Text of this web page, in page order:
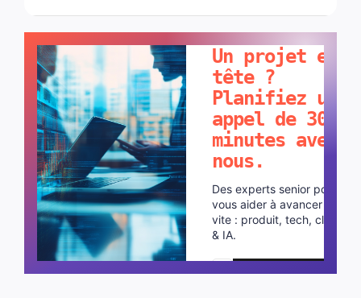
Un projet en
tête ?
Planifiez un
appel de 30
minutes avec
nous.
Des experts senior pour
vous aider à avancer plus
vite : produit, tech, cloud
& IA.
Planifier un appel